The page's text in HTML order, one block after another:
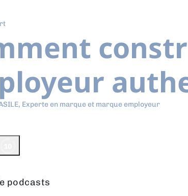
Experte en marque et marque employeur
podcasts